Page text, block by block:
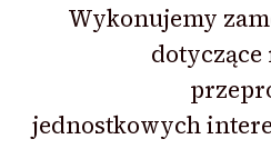
Wykonujemy
jednostkowych